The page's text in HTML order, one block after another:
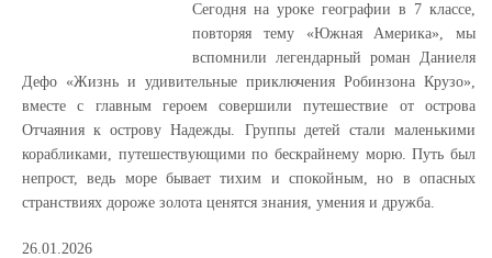
Сегодня на уроке географии в 7 классе,
повторяя тему «Южная Америка», мы
вспомнили легендарный роман Даниеля
Дефо «Жизнь и удивительные приключения Робинзона Крузо»,
вместе с главным героем совершили путешествие от острова
Отчаяния к острову Надежды. Группы детей стали маленькими
корабликами, путешествующими по бескрайнему морю. Путь был
непрост, ведь море бывает тихим и спокойным, но в опасных
странствиях дороже золота ценятся знания, умения и дружба.
26.01.2026